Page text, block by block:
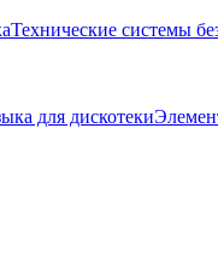
Технические системы
для дискотеки